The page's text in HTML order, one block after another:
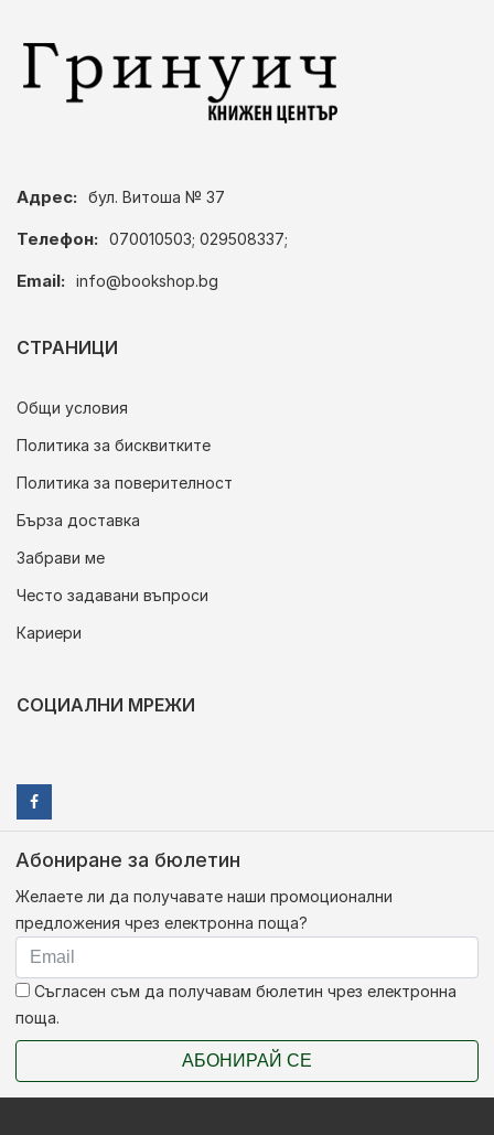
Адрес: бул. Витоша № 37
Телефон: 070010503; 029508337;
Email: info@bookshop.bg
СТРАНИЦИ
Общи условия
Политика за бисквитките
Политика за поверителност
Бърза доставка
Забрави ме
Често задавани въпроси
Кариери
СОЦИАЛНИ МРЕЖИ
Абониране за бюлетин
Желаете ли да получавате наши промоционални
предложения чрез електронна поща?
Съгласен съм да получавам бюлетин чрез електронна
поща.
АБОНИРАЙ СЕ